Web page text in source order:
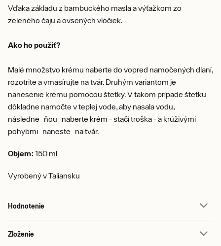
Vďaka základu z bambuckého masla a výťažkom zo
zeleného čaju a ovsených vločiek.
Ako ho použiť?
Malé množstvo krému naberte do vopred namočených dlaní,
rozotrite a vmasírujte na tvár. Druhým variantom je
nanesenie krému pomocou štetky. V takom prípade štetku
dôkladne namočte v teplej vode, aby nasala vodu,
následne ňou naberte krém - stačí troška - a krúživými
pohybmi naneste na tvár.
Objem: 150 ml
Vyrobený v Taliansku
Hodnotenie
Zloženie